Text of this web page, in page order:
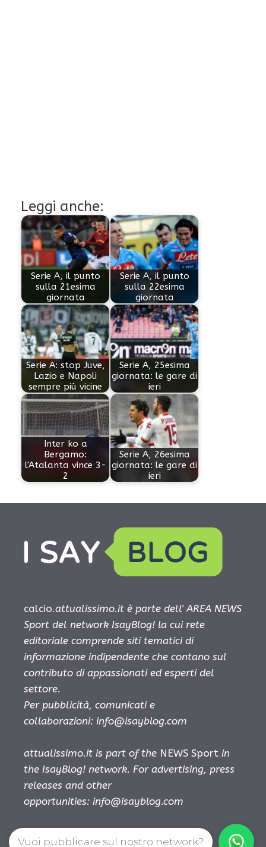
Leggi anche:
Serie A, il punto
sulla 21esima
giornata
Serie A, il punto
sulla 22esima
giornata
Serie A: stop Juve,
Lazio e Napoli
sempre più vicine
Serie A, 25esima
giornata: le gare di
ieri
Inter ko a
Bergamo:
l'Atalanta vince 3-
2
Serie A, 26esima
giornata: le gare di
ieri
calcio.attualissimo.it è parte dell' AREA NEWS
Sport del network IsayBlog! la cui rete
editoriale comprende siti tematici di
informazione indipendente che contano sul
contributo di appassionati ed esperti del
settore.
Per pubblicità, comunicati e
collaborazioni: info@isayblog.com
attualissimo.it is part of the NEWS Sport in
the IsayBlog! network. For advertising, press
releases and other
opportunities: info@isayblog.com
Vuoi pubblicare sul nostro network?